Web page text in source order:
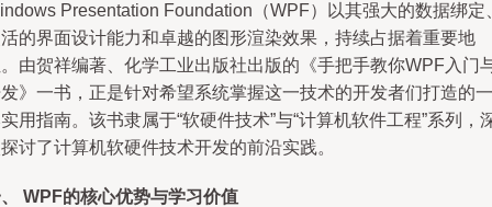
Presentation Foundation（WPF）以其强大的数据绑定
的界面设计能力和卓越的图形渲染效果，持续占据着重要地
由贺祥编著、化学工业出版社出版的《手把手教你WPF入门
》一书，正是针对希望系统掌握这一技术的开发者们打造的一
用指南。该书隶属于“软硬件技术”与“计算机软件工程”系列，
讨了计算机软硬件技术开发的前沿实践。
WPF的核心优势与学习价值